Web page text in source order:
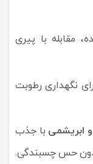
مقابله با پیری
نگهداری رطوبت
ابریشمی با جذب
بدون حس چسبندگی.